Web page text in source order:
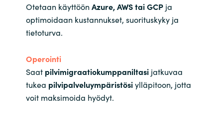
Otetaan käyttöön Azure, AWS tai GCPja
optimoidaan kustannukset, suorituskyky ja
tietoturva.
Operointi
Saat pilvimigraatiokumppaniltasi jatkuvaa
tukea pilvipalveluympäristösiylläpitoon, jotta
voit maksimoida hyödyt.